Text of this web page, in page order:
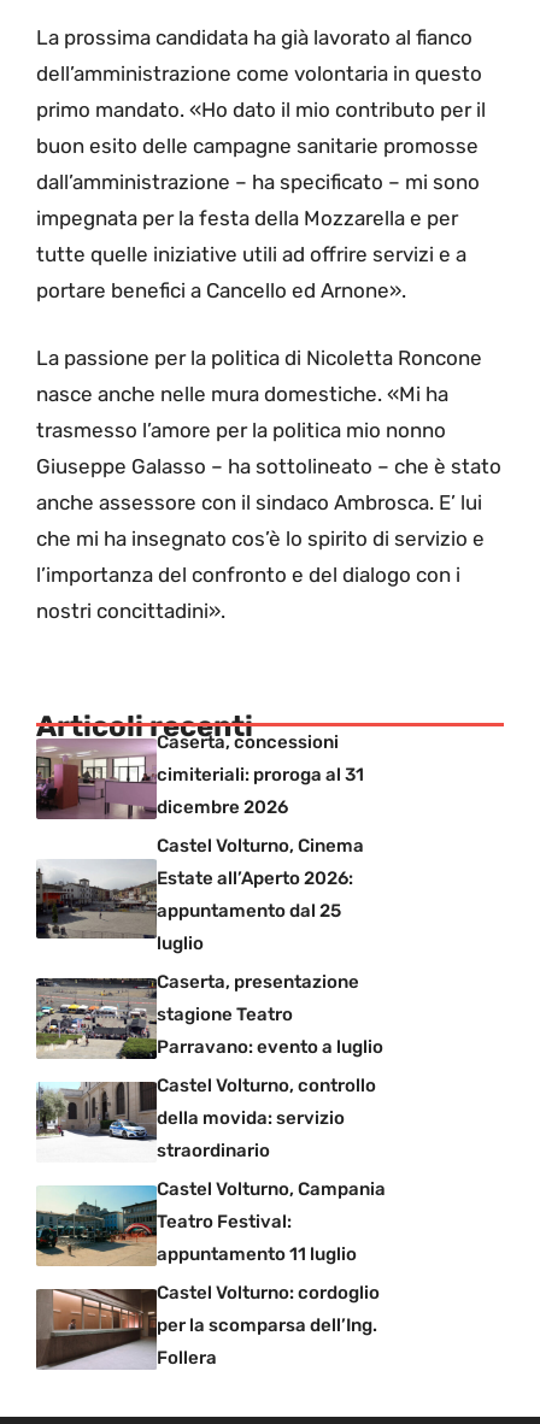
La prossima candidata ha già lavorato al fianco
dell’amministrazione come volontaria in questo
primo mandato. «Ho dato il mio contributo per il
buon esito delle campagne sanitarie promosse
dall’amministrazione – ha specificato – mi sono
impegnata per la festa della Mozzarella e per
tutte quelle iniziative utili ad offrire servizi e a
portare benefici a Cancello ed Arnone».
La passione per la politica di Nicoletta Roncone
nasce anche nelle mura domestiche. «Mi ha
trasmesso l’amore per la politica mio nonno
Giuseppe Galasso – ha sottolineato – che è stato
anche assessore con il sindaco Ambrosca. E’ lui
che mi ha insegnato cos’è lo spirito di servizio e
l’importanza del confronto e del dialogo con i
nostri concittadini».
Articoli recenti
Caserta, concessioni
cimiteriali: proroga al 31
dicembre 2026
Castel Volturno, Cinema
Estate all’Aperto 2026:
appuntamento dal 25
luglio
Caserta, presentazione
stagione Teatro
Parravano: evento a luglio
Castel Volturno, controllo
della movida: servizio
straordinario
Castel Volturno, Campania
Teatro Festival:
appuntamento 11 luglio
Castel Volturno: cordoglio
per la scomparsa dell’Ing.
Follera